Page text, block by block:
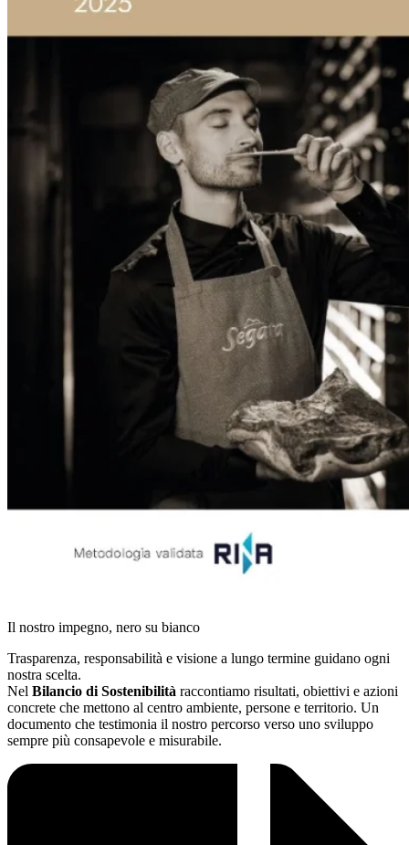
Il nostro impegno, nero su bianco
Trasparenza, responsabilità e visione a lungo termine guidano ogni
nostra scelta.
Nel Bilancio di Sostenibilità raccontiamo risultati, obiettivi e azioni
concrete che mettono al centro ambiente, persone e territorio. Un
documento che testimonia il nostro percorso verso uno sviluppo
sempre più consapevole e misurabile.